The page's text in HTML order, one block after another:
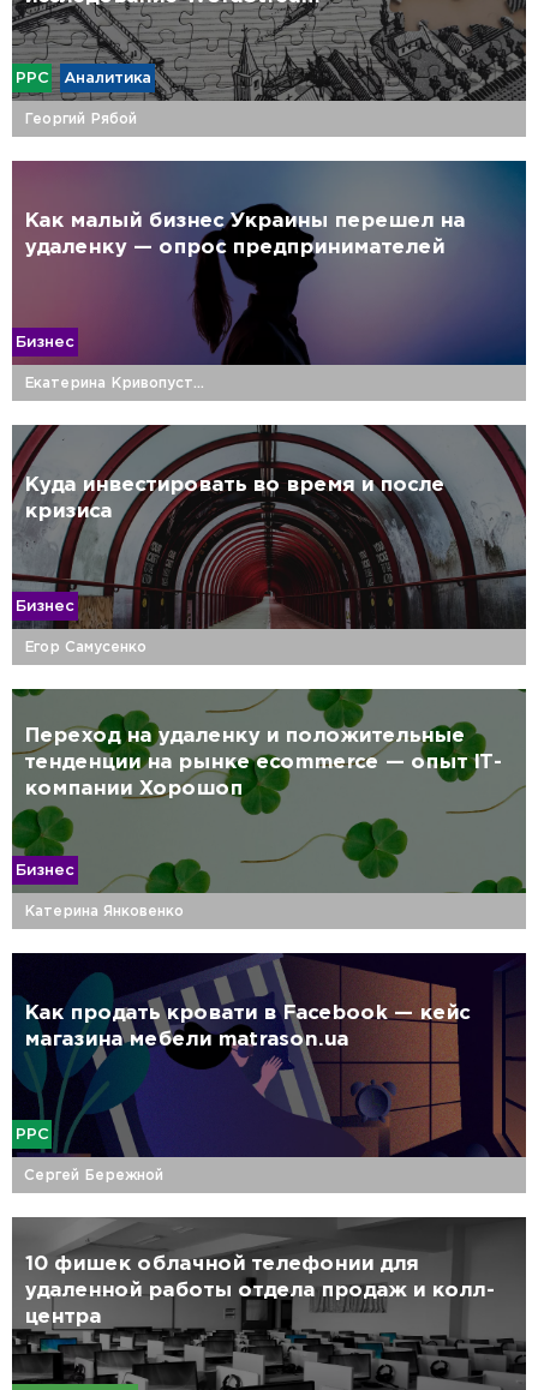
PPC Аналитика
Георгий Рябой
Как малый бизнес Украины перешел на
удаленку — опрос предпринимателей
Бизнес
Екатерина Кривопустова
Куда инвестировать во время и после
кризиса
Бизнес
Егор Самусенко
Переход на удаленку и положительные
тенденции на рынке ecommerce — опыт IT-
компании Хорошоп
Бизнес
Катерина Янковенко
Как продать кровати в Facebook — кейс
магазина мебели matrason.ua
PPC
Сергей Бережной
10 фишек облачной телефонии для
удаленной работы отдела продаж и колл-
центра